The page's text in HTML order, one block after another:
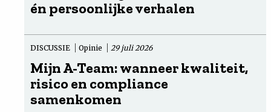
én persoonlijke verhalen
DISCUSSIE Opinie 29 juli 2026
Mijn A-Team: wanneer kwaliteit,
risico en compliance
samenkomen